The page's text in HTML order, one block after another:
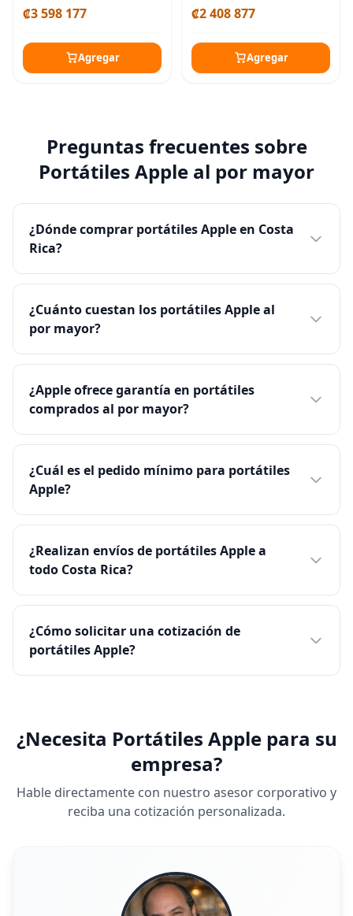
de 32 núcleos: diseñada para
memoria
₡3 598 177
Agregar
de 32 núcleos: diseñada para
memoria
₡2 408 877
Agregar
Preguntas frecuentes sobre
Portátiles Apple al por mayor
¿Dónde comprar portátiles Apple en Costa
Rica?
¿Cuánto cuestan los portátiles Apple al
por mayor?
¿Apple ofrece garantía en portátiles
comprados al por mayor?
¿Cuál es el pedido mínimo para portátiles
Apple?
¿Realizan envíos de portátiles Apple a
todo Costa Rica?
¿Cómo solicitar una cotización de
portátiles Apple?
¿Necesita Portátiles Apple para su
empresa?
Hable directamente con nuestro asesor corporativo y
reciba una cotización personalizada.